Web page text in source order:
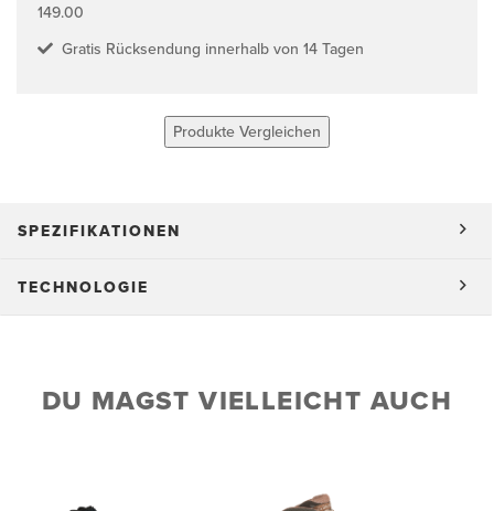
149.00
Gratis Rücksendung innerhalb von 14 Tagen
Produkte Vergleichen
SPEZIFIKATIONEN
TECHNOLOGIE
DU MAGST VIELLEICHT AUCH